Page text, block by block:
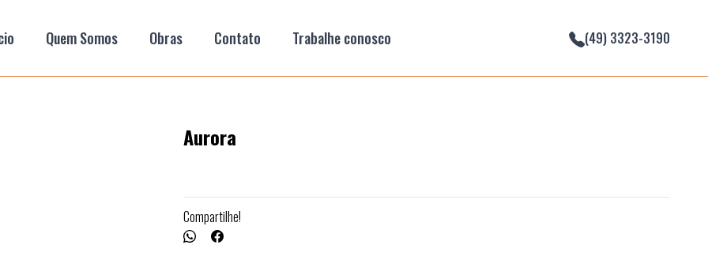
Quem Somos Obras Contato Trabalhe conosco (49) 3323-3190
Aurora
Compartilhe!